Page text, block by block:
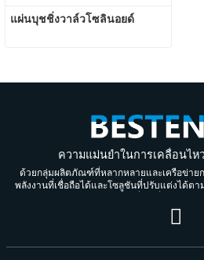
แผ่นบุชชิ่งวาล์วโซลินอยด์
ความแม่นยำในการเคลื่อนไ
ด้วยกลุ่มผลิตภัณฑ์ที่หลากหลายและเครือข่าย
พลังงานที่เชื่อถือได้และโซลูชันที่ปรับแต่งได้ตา